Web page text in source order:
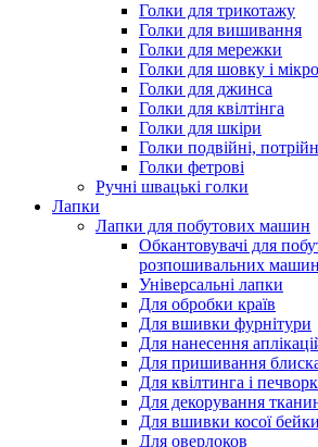
Голки для трикотажу
Голки для вишивання
Голки для мережки
Голки для шовку і
Голки для джинса
Голки для квілтінга
Голки для шкіри
Голки подвійні,
Голки фетрові
Ручні швацькі голки
Лапки
Лапки для побутових машин
Обкантовувачі для
розпошивальних машин
Універсальні лапки
Для обробки країв
Для вшивки фурнітури
Для нанесення
Для пришивання
Для квілтинга і
Для декорування
Для вшивки косої бейки
Для оверлоков